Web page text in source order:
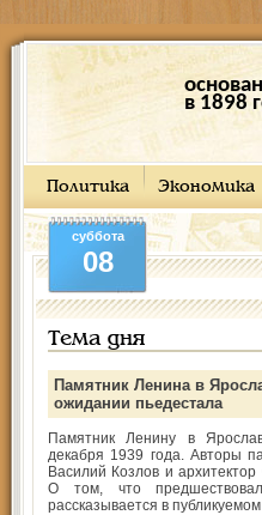
в 1898
Политика Экономика
суббота
08
Тема дня
Памятник Ленина в
ожидании пьедестала
Памятник Ленину в
декабря 1939 года. Авторы
Василий Козлов и
О том, что
рассказывается в